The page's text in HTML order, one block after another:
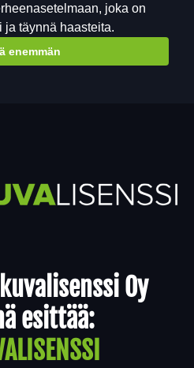
joka on
ja täynnä haasteita.
enemmän
Oy
esittää: